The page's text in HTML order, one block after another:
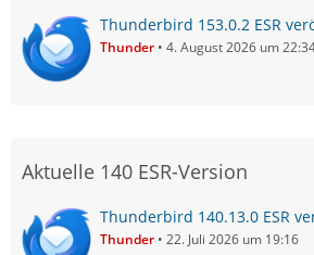
Thunderbird 153.0.2 ESR
Thunder 4. August 2026 um
Aktuelle 140 ESR-Version
Thunderbird 140.13.0 ESR
Thunder 22. Juli 2026 um 19:16